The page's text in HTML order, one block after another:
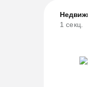
1 секц.